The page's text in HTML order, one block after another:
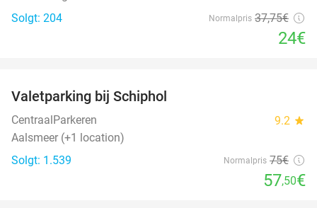
Solgt: 204
Normalpris 37,75€
24€
Valetparking bij Schiphol
CentraalParkeren 9.2 star
Aalsmeer (+1 location)
Solgt: 1.539
Normalpris 75€
57,50€